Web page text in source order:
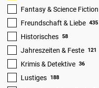
Fantasy & Science Fiction
Freundschaft & Liebe 435
Historisches 58
Jahreszeiten & Feste 121
Krimis & Detektive 36
Lustiges 188